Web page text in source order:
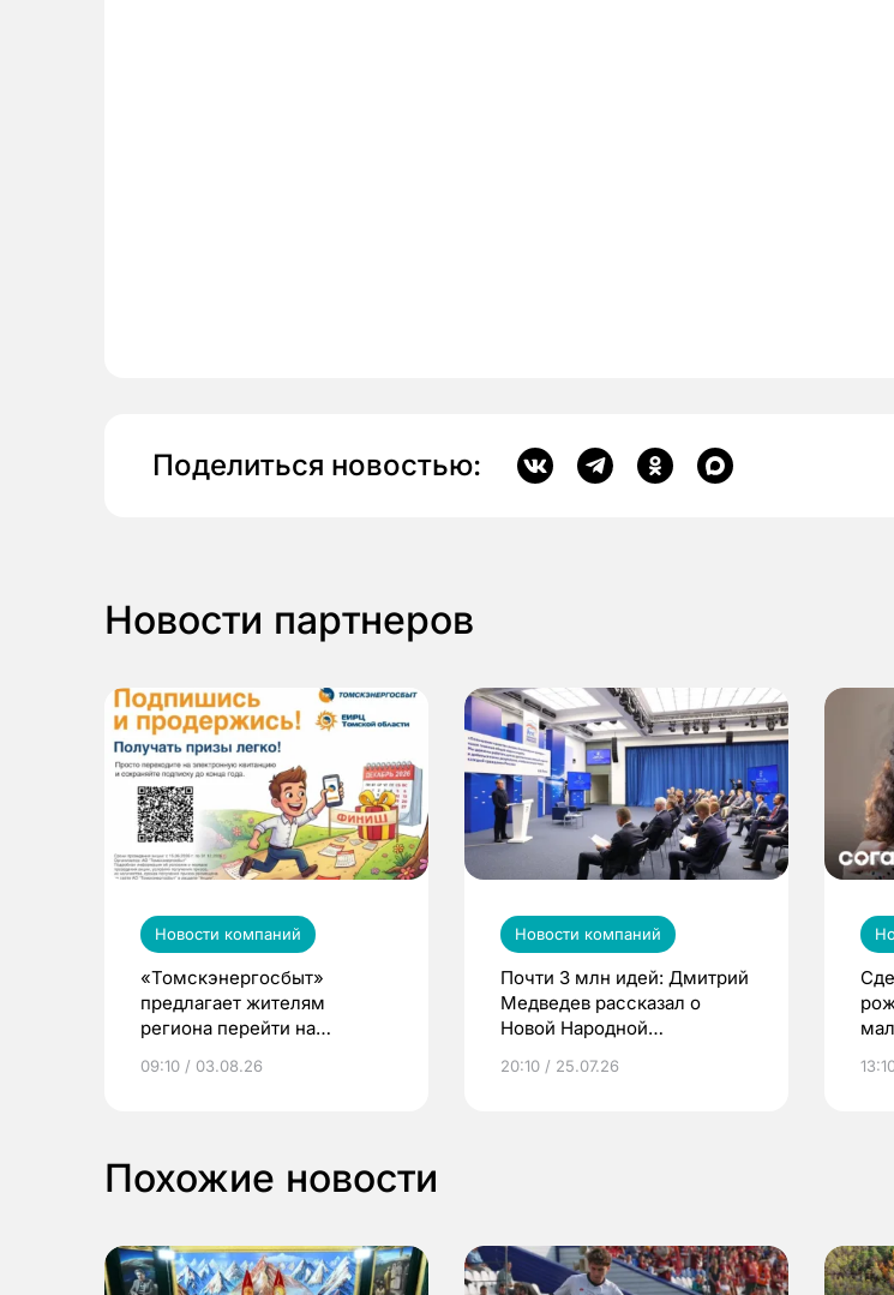
Поделиться новостью:
Новости партнеров
Новости компаний
«Томскэнергосбыт»
предлагает жителям
региона перейти на
выиграть призы
09:10 / 03.08.26
Новости компаний
Почти 3 млн идей: Дмитрий
Медведев рассказал о
Новой Народной
20:10 / 25.07.26
по
Похожие новости